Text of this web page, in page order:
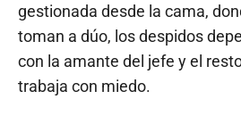
gestionada desde la cama,
toman a dúo, los despidos
con la amante del jefe y el
trabaja con miedo.